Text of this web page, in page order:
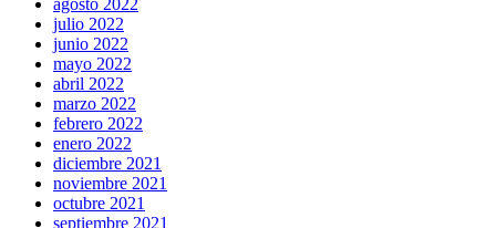
agosto 2022
julio 2022
junio 2022
mayo 2022
abril 2022
marzo 2022
febrero 2022
enero 2022
diciembre 2021
noviembre 2021
octubre 2021
septiembre 2021